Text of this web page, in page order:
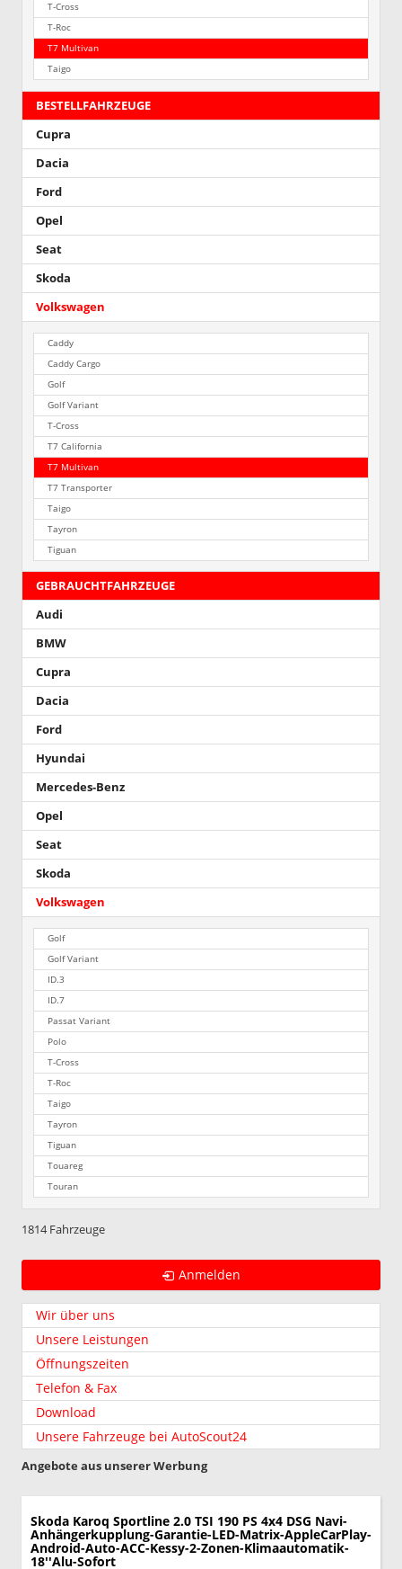
T-Cross
T-Roc
T7 Multivan
Taigo
BESTELLFAHRZEUGE
Cupra
Dacia
Ford
Opel
Seat
Skoda
Volkswagen
Caddy
Caddy Cargo
Golf
Golf Variant
T-Cross
T7 California
T7 Multivan
T7 Transporter
Taigo
Tayron
Tiguan
GEBRAUCHTFAHRZEUGE
Audi
BMW
Cupra
Dacia
Ford
Hyundai
Mercedes-Benz
Opel
Seat
Skoda
Volkswagen
Golf
Golf Variant
ID.3
ID.7
Passat Variant
Polo
T-Cross
T-Roc
Taigo
Tayron
Tiguan
Touareg
Touran
1814 Fahrzeuge
Anmelden
Wir über uns
Unsere Leistungen
Öffnungszeiten
Telefon & Fax
Download
Unsere Fahrzeuge bei AutoScout24
Angebote aus unserer Werbung
Skoda Karoq Sportline 2.0 TSI 190 PS 4x4 DSG Navi-
Anhängerkupplung-Garantie-LED-Matrix-AppleCarPlay-
Android-Auto-ACC-Kessy-2-Zonen-Klimaautomatik-
18''Alu-Sofort